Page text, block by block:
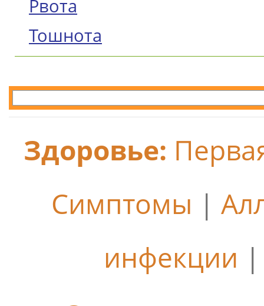
Рвота
Тошнота
Здоровье:
Симптомы |
инфекции